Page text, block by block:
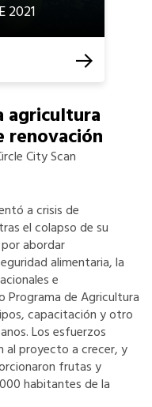
2021
agricultura
renovación
City Scan
a crisis de
el colapso de su
abordar
alimentaria, la
e
Programa de Agricultura
capacitación y otro
Los esfuerzos
al proyecto a crecer, y
frutas y
habitantes de la